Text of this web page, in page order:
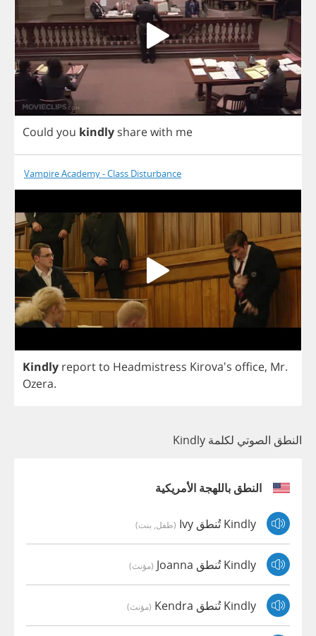
Could you kindly sharewith me
Vampire Academy - Class Disturbance
Kindly reportto Headmistress Kirova's office, Mr.
Ozera.
النطق الصوتي لكلمة Kindly
النطق باللهجة الأمريكية
Kindly تُنطق Ivy (طفل, بنت)
Kindly تُنطق Joanna (مؤنث)
Kindly تُنطق Kendra (مؤنث)